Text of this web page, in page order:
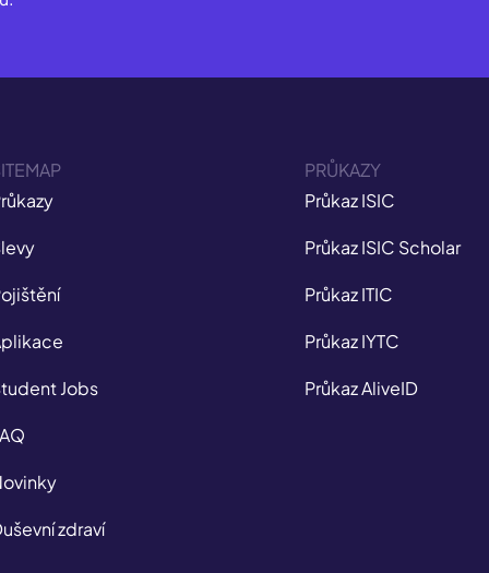
Jobs
zdraví
PRŮKAZY
Průkaz ISIC
Průkaz ISIC Scholar
Průkaz ITIC
Průkaz IYTC
Průkaz AliveID